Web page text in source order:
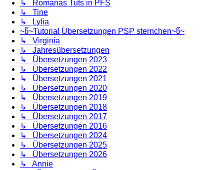
↳ Romanas Tuts in PFS
↳ Tine
↳ Lylia
~წ~Tutorial Übersetzungen PSP sternchen~წ~
↳ Virginia
↳ Jahresübersetzungen
↳ Übersetzungen 2023
↳ Übersetzungen 2022
↳ Übersetzungen 2021
↳ Übersetzungen 2020
↳ Übersetzungen 2019
↳ Übersetzungen 2018
↳ Übersetzungen 2017
↳ Übersetzungen 2016
↳ Übersetzungen 2024
↳ Übersetzungen 2025
↳ Übersetzungen 2026
↳ Annie